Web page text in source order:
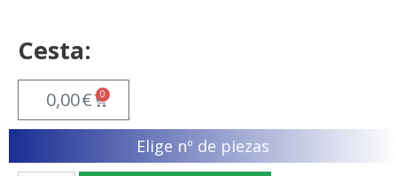
Cesta:
0,00€ 0
Elige nº de piezas